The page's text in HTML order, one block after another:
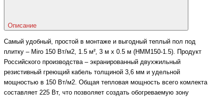
Описание
Самый удобный, простой в монтаже и выгодный теплый пол под
плитку – Miro 150 Вт/м2, 1.5 м², 3 м x 0.5 м (HMM150-1.5). Продукт
Российского производства – экранированный двухжильный
резистивный греющий кабель толщиной 3,6 мм и удельной
мощностью в 150 Вт/м2. Общая тепловая мощность всего комлекта
составляет 225 Вт, что позволяет создать обогреваемую зону